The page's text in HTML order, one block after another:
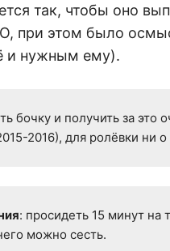
так, чтобы оно
при этом было
и нужным ему).
бочку и получить за это
2016), для ролёвки ни
: просидеть 15 минут на
можно сесть.